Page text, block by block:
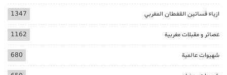
ازياء فساتين القفطان المغربي 1347
عصائر و مقبلات مغربية 1162
شهيوات عالمية 680